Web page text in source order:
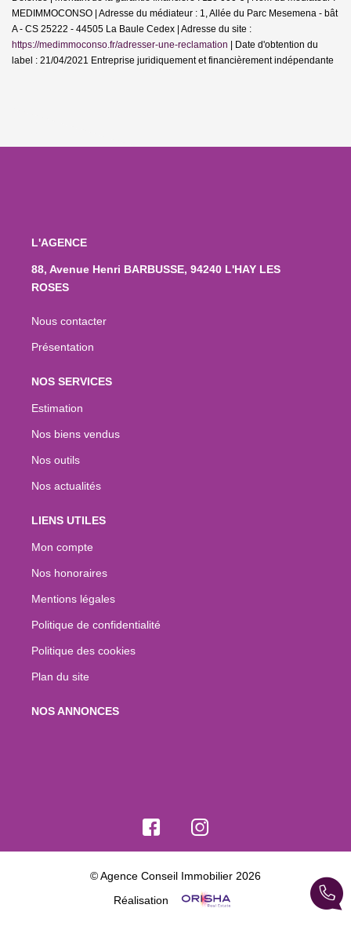
MEDIMMOCONSO | Adresse du médiateur : 1, Allée du Parc Mesemena - bât
A - CS 25222 - 44505 La Baule Cedex | Adresse du site :
https://medimmoconso.fr/adresser-une-reclamation | Date d'obtention du
label : 21/04/2021 Entreprise juridiquement et financièrement indépendante
L'AGENCE
88, Avenue Henri BARBUSSE, 94240 L'HAY LES
ROSES
Nous contacter
Présentation
NOS SERVICES
Estimation
Nos biens vendus
Nos outils
Nos actualités
LIENS UTILES
Mon compte
Nos honoraires
Mentions légales
Politique de confidentialité
Politique des cookies
Plan du site
NOS ANNONCES
© Agence Conseil Immobilier 2026
Réalisation